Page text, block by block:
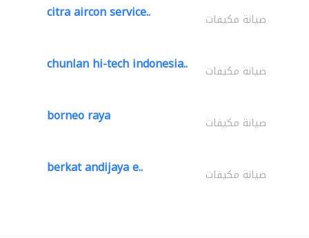
citra aircon service.. صيانة مكيفات
chunlan hi-tech indonesia.. صيانة مكيفات
borneo raya صيانة مكيفات
berkat andijaya e.. صيانة مكيفات